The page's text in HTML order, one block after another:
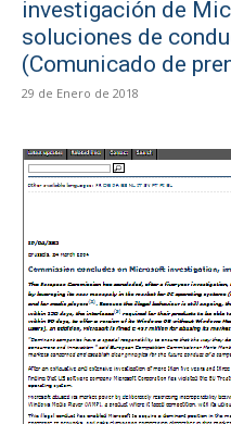
investigación de
soluciones de
(Comunicado de
29 de Enero de 2018